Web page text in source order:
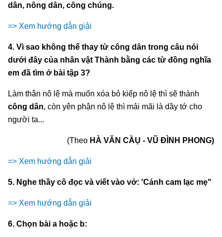
dân, nông dân, công chúng.
=> Xem hướng dẫn giải
4. Vì sao không thế thay từ công dân trong câu nói
dưới đây của nhân vật Thành bằng các từ đồng nghĩa
em đã tìm ở bài tập 3?
Làm thân nô lệ mà muốn xóa bỏ kiếp nô lệ thì sẽ thành
công dân, còn yên phận nô lệ thì mải mãi là dầy tớ cho
người ta...
(Theo HÀ VĂN CẦỤ - VŨ ĐÌNH PHONG)
=> Xem hướng dẫn giải
5. Nghe thầy cô đọc và viết vào vở: 'Cánh cam lạc mẹ"
=> Xem hướng dẫn giải
6. Chọn bài a hoặc b: